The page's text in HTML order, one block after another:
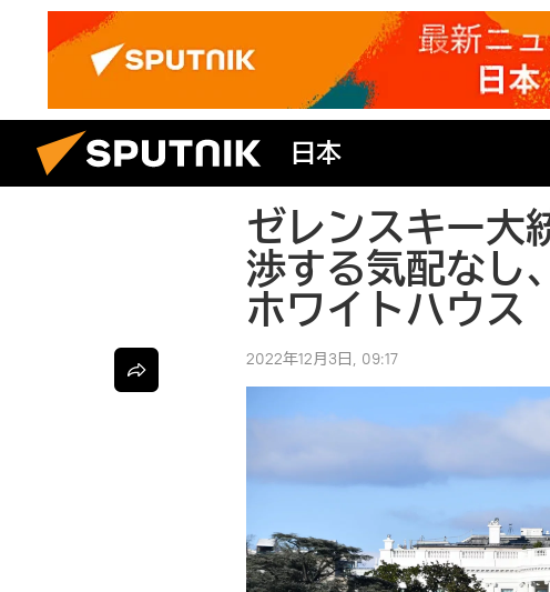
日本
ゼレンスキー大
渉する気配なし
ホワイトハウス
2022年12月3日, 09:17